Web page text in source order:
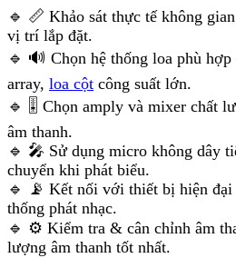
🔹 📏 Khảo sát thực tế không
vị trí lắp đặt.
🔹 🔊 Chọn hệ thống loa phù
array, loa cột công suất lớn.
🔹 🎚 Chọn amply và mixer chất
âm thanh.
🔹 🎤 Sử dụng micro không dây
chuyển khi phát biểu.
🔹 📡 Kết nối với thiết bị hiện
thống phát nhạc.
🔹 ⚙️ Kiểm tra & cân chỉnh âm
lượng âm thanh tốt nhất.